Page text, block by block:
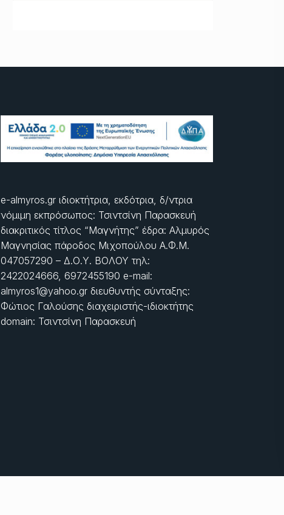
e-almyros.gr ιδιοκτήτρια, εκδότρια, δ/ντρια
νόμιμη εκπρόσωπος: Τσιντσίνη Παρασκευή
διακριτικός τίτλος “Μαγνήτης” έδρα: Αλμυρός
Μαγνησίας πάροδος Μιχοπούλου Α.Φ.Μ.
047057290 – Δ.Ο.Υ. ΒΟΛΟΥ τηλ:
2422024666, 6972455190 e-mail:
almyros1@yahoo.gr διευθυντής σύνταξης:
Φώτιος Γαλούσης διαχειριστής-ιδιοκτήτης
domain: Τσιντσίνη Παρασκευή